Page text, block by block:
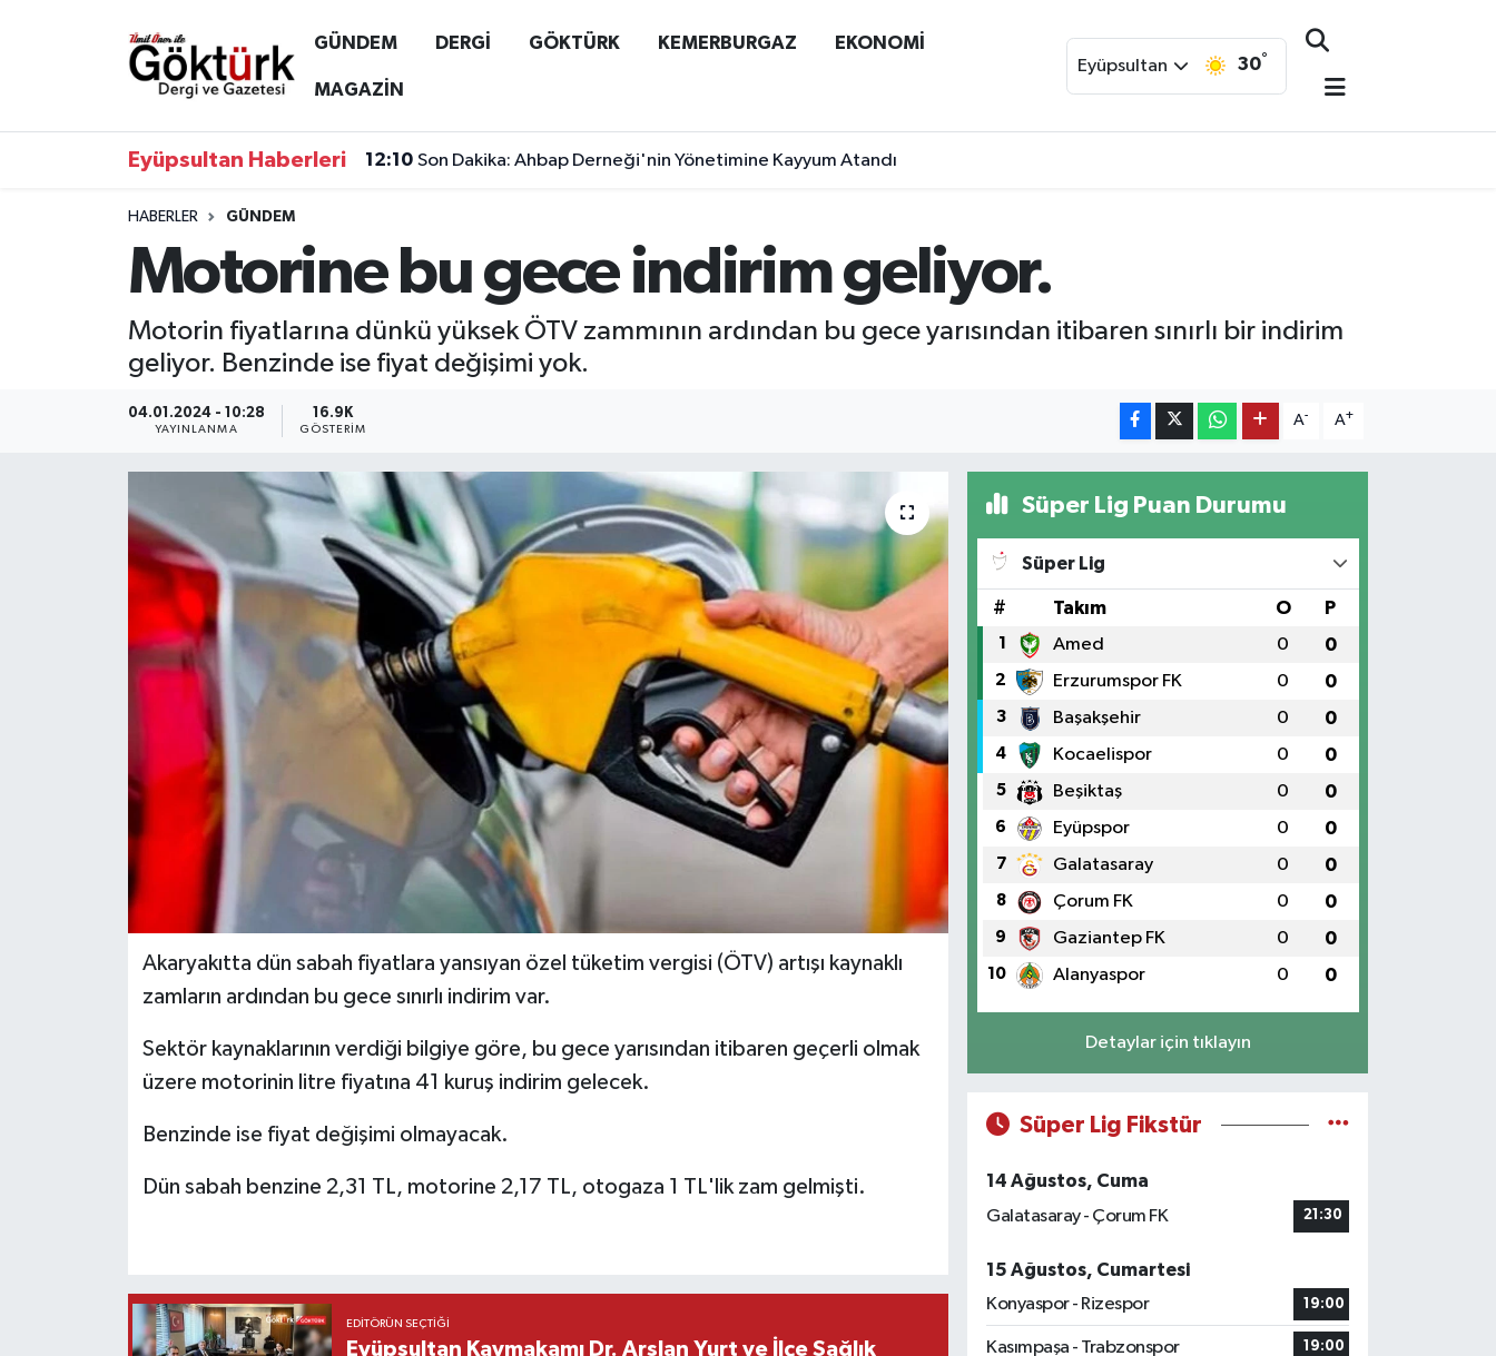
GÜNDEM DERGİ GÖKTÜRK KEMERBURGAZ EKONOMİ
MAGAZİN
Eyüpsultan 30°
Eyüpsultan Haberleri 12:10 Son Dakika: Ahbap Derneği'nin Yönetimine Kayyum Atandı
HABERLER GÜNDEM
Motorine bu gece indirim geliyor.
Motorin fiyatlarına dünkü yüksek ÖTV zammının ardından bu gece yarısından itibaren sınırlı bir indirim
geliyor. Benzinde ise fiyat değişimi yok.
04.01.2024 - 10:28
YAYINLANMA
16.9K
GÖSTERIM
A- A+
Akaryakıtta dün sabah fiyatlara yansıyan özel tüketim vergisi (ÖTV) artışı kaynaklı
zamların ardından bu gece sınırlı indirim var.
Sektör kaynaklarının verdiği bilgiye göre, bu gece yarısından itibaren geçerli olmak
üzere motorinin litre fiyatına 41 kuruş indirim gelecek.
Benzinde ise fiyat değişimi olmayacak.
Dün sabah benzine 2,31 TL, motorine 2,17 TL, otogaza 1 TL'lik zam gelmişti.
EDITÖRÜN SEÇTIĞI
Eyüpsultan Kaymakamı Dr. Arslan Yurt ve İlçe Sağlık
Süper Lig Puan Durumu
Süper Lig
# Takım O P
1 Amed 0 0
2 Erzurumspor FK 0 0
3 Başakşehir 0 0
4 Kocaelispor 0 0
5 Beşiktaş 0 0
6 Eyüpspor 0 0
7 Galatasaray 0 0
8 Çorum FK 0 0
9 Gaziantep FK 0 0
10 Alanyaspor 0 0
Detaylar için tıklayın
Süper Lig Fikstür
14 Ağustos, Cuma
Galatasaray - Çorum FK
21:30
15 Ağustos, Cumartesi
Konyaspor - Rizespor
19:00
Kasımpaşa - Trabzonspor 19:00
Anne Çocuk
EKONOMİ
KEMERBURGAZ
KÜLTÜR - SANAT
MAGAZİN
TEKNOLOJİ
TİCARET
Eyüpsultan Hava Durumu
Tüm Manşetler
Haber Arşivi